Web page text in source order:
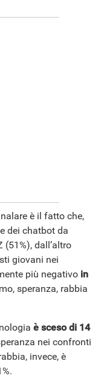
è il fatto che,
dei chatbot da
(51%), dall’altro
giovani nei
più negativo in
speranza, rabbia
è sceso di 14
nei confronti
invece, è